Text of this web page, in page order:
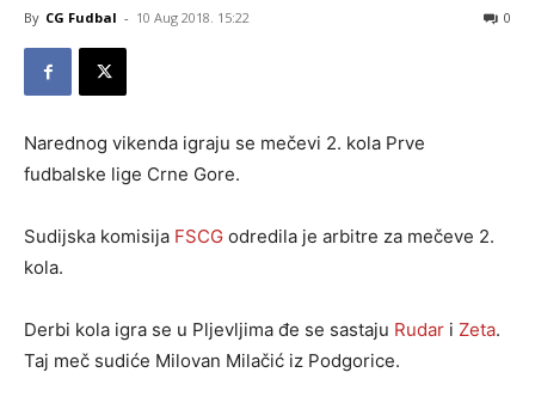
By CG Fudbal - 10 Aug 2018. 15:22 0
Narednog vikenda igraju se mečevi 2. kola Prve
fudbalske lige Crne Gore.
Sudijska komisija FSCG odredila je arbitre za mečeve 2.
kola.
Derbi kola igra se u Pljevljima đe se sastaju Rudar i Zeta.
Taj meč sudiće Milovan Milačić iz Podgorice.